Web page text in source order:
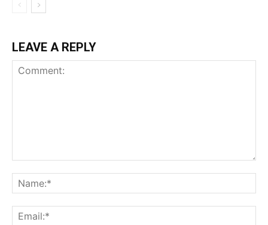
LEAVE A REPLY